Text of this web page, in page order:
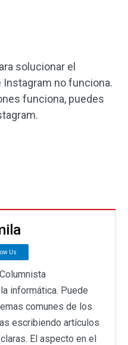
solucionar el
no funciona.
funciona, puedes
Us
Columnista
informática. Puede
comunes de los
escribiendo artículos
El aspecto en el